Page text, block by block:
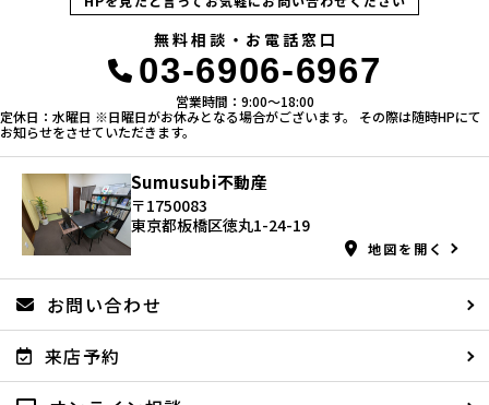
無料相談・お電話窓口
03-6906-6967
営業時間：9:00〜18:00
定休日：水曜日 ※日曜日がお休みとなる場合がございます。 その際は随時HPにて
お知らせをさせていただきます。
Sumusubi不動産
〒1750083
東京都板橋区徳丸1-24-19
地図を開く
お問い合わせ
来店予約